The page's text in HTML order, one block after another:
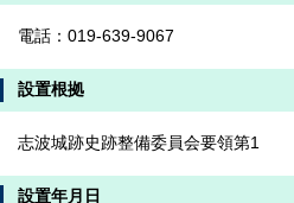
電話：019-639-9067
設置根拠
志波城跡史跡整備委員会要領第1
設置年月日